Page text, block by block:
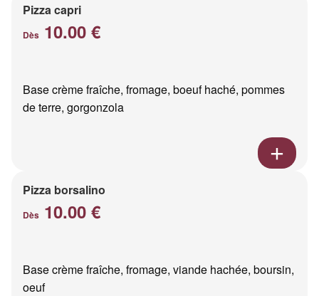
Pizza capri
Dès 10.00 €
Base crème fraîche, fromage, boeuf haché, pommes
de terre, gorgonzola
Pizza borsalino
Dès 10.00 €
Base crème fraîche, fromage, viande hachée, boursin,
oeuf